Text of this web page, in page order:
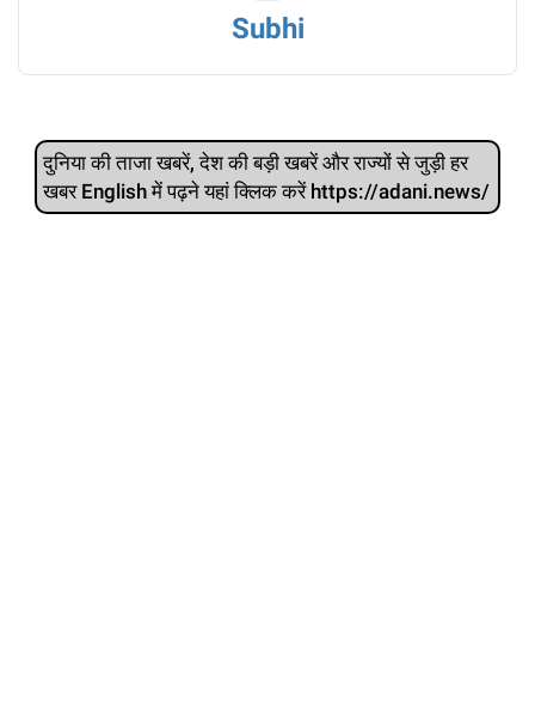
Subhi
दुनिया की ताजा खबरें, देश की बड़ी खबरें और राज्‍यों से जुड़ी हर
खबर English में पढ़ने यहां क्लिक करें https://adani.news/